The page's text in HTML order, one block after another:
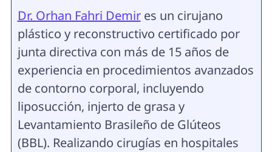
Dr. Orhan Fahri Demires un cirujano
plástico y reconstructivo certificado por
junta directiva con más de 15 años de
experiencia en procedimientos avanzados
de contorno corporal, incluyendo
liposucción, injerto de grasa y
Levantamiento Brasileño de Glúteos
(BBL). Realizando cirugías en hospitales